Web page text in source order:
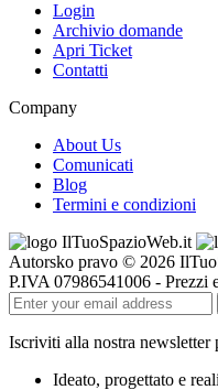
Login
Archivio domande
Apri Ticket
Contatti
Company
About Us
Comunicati
Blog
Termini e condizioni
Autorsko pravo © 2026
P.IVA 07986541006 - Prezzi
Iscriviti alla nostra newsletter
Ideato, progettato e